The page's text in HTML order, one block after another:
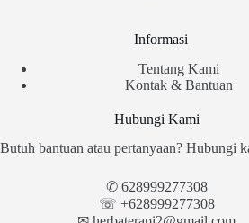
Informasi
Tentang Kami
Kontak & Bantuan
Hubungi Kami
Butuh bantuan atau pertanyaan? Hubungi
✆ 628999277308
☏ +628999277308